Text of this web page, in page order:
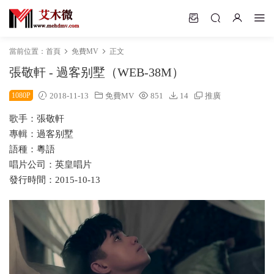
當前位置： 首頁 免費MV 正文
張敬軒 - 過客别墅（WEB-38M）
1080P 2018-11-13 免費MV 851 14 推廣
歌手：張敬軒
專輯：過客别墅
語種：粵語
唱片公司：英皇唱片
發行時間：2015-10-13